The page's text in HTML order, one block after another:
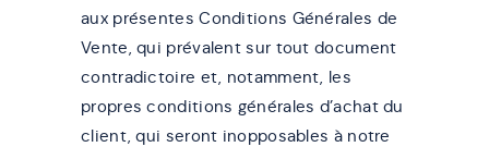
aux présentes Conditions Générales de
Vente, qui prévalent sur tout document
contradictoire et, notamment, les
propres conditions générales d’achat du
client, qui seront inopposables à notre